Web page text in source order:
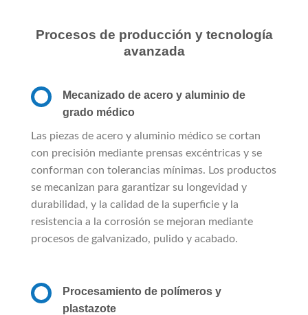
Procesos de producción y tecnología
avanzada
Mecanizado de acero y aluminio de
grado médico
Las piezas de acero y aluminio médico se cortan
con precisión mediante prensas excéntricas y se
conforman con tolerancias mínimas. Los productos
se mecanizan para garantizar su longevidad y
durabilidad, y la calidad de la superficie y la
resistencia a la corrosión se mejoran mediante
procesos de galvanizado, pulido y acabado.
Procesamiento de polímeros y
plastazote